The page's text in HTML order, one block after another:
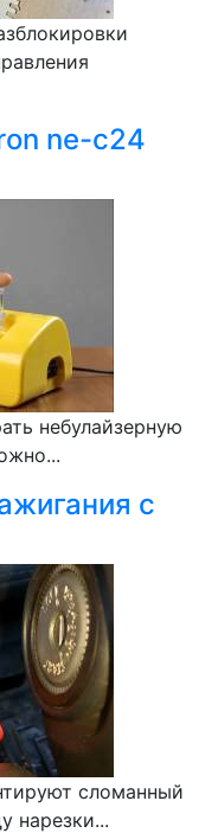
ne-c24
небулайзерную
с
сломанный
нарезки...